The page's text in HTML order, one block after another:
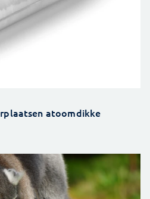
atoomdikke